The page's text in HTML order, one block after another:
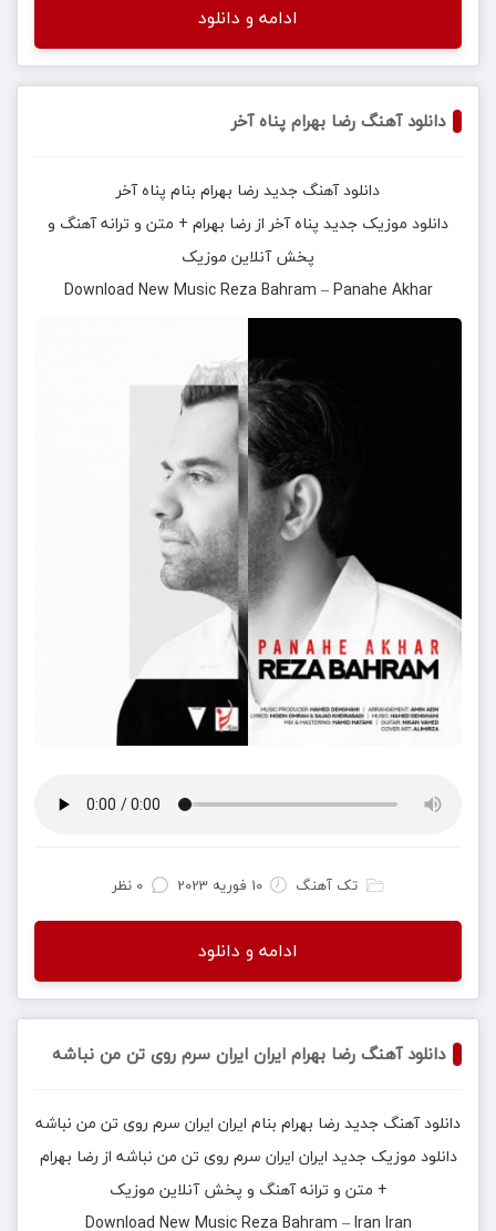
ادامه و دانلود
دانلود آهنگ رضا بهرام پناه آخر
دانلود آهنگ جدید رضا بهرام بنام پناه آخر
دانلود موزیک جدید پناه آخر از رضا بهرام + متن و ترانه آهنگ و
پخش آنلاین موزیک
Download New MusicReza Bahram –Panahe Akhar
تک آهنگ 10 فوریه 2023 0 نظر
ادامه و دانلود
دانلود آهنگ رضا بهرام ایران ایران سرم روی تن من نباشه
دانلود آهنگ جدید رضا بهرام بنام ایران ایران سرم روی تن من نباشه
دانلود موزیک جدید ایران ایران سرم روی تن من نباشه ازرضا بهرام
+ متن و ترانه آهنگ و پخش آنلاین موزیک
Download New MusicReza Bahram –Iran Iran